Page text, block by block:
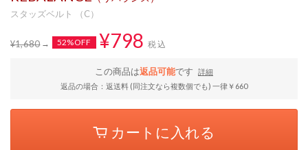
スタッズベルト （C）
¥1,680 52%OFF ¥798 税込
この商品は返品可能です
詳細
返品の場合：返送料 (同注文なら複数個でも) 一律￥660
カートに入れる